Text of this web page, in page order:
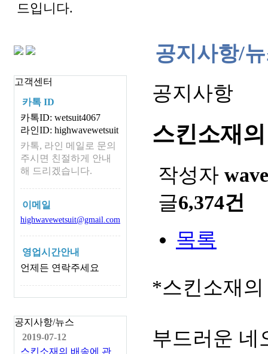
드입니다.
고객센터
카톡 ID
카톡ID: wetsuit4067
라인ID: highwavewetsuit
카톡, 라인 메일로 문의
주시면 친절하게 안내
해 드리겠습니다.
이메일
highwavewetsuit@gmail.com
영업시간안내
언제든 연락주세요
공지사항/뉴스
2019-07-12
스킨소재의 배송에 관
공지사항/
공지사항
스킨소재
작성자 wave
글6,374건
목록
*스킨소재
부드러운 네